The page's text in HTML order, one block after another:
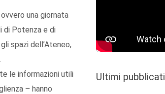
una giornata
di Potenza e di
spazi dell’Ateneo,
le informazioni utili
– hanno
Ultimi pubblicati